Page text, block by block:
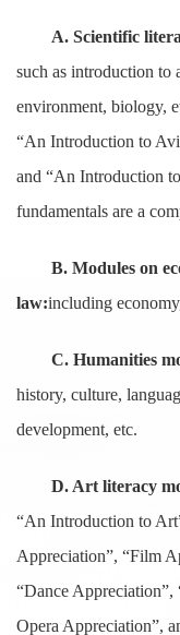
A. Scientific
such as introduction to
environment, biology,
“An Introduction to
and “An Introduction
fundamentals are a
B. Modules on
law:including
C. Humanities
history, culture,
development, etc.
D. Art literacy
“An Introduction to
Appreciation”, “Film
“Dance
Opera Appreciation”,